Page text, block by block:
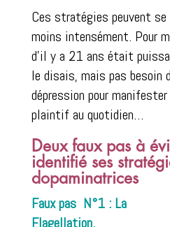
Ces stratégies peuvent
moins intensément. Pour
d’il y a 21 ans était
le disais, mais pas besoin
dépression pour
plaintif au quotidien…
Deux faux pas à
identifié ses
dopaminatrices
Faux pas N°1 : La
Flagellation.